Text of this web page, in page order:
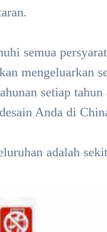
semua
mengeluarkan
setiap
Anda di
adalah